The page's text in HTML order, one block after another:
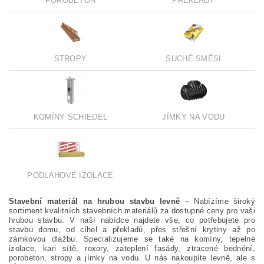
STROPY SUCHÉ SMĚSI
KOMÍNY SCHIEDEL JÍMKY NA VODU
PODLAHOVÉ IZOLACE
Stavební materiál na hrubou stavbu levně – Nabízíme široký
sortiment kvalitních stavebních materiálů za dostupné ceny pro vaši
hrubou stavbu. V naší nabídce najdete vše, co potřebujete pro
stavbu domu, od cihel a překladů, přes střešní krytiny až po
zámkovou dlažbu. Specializujeme se také na komíny, tepelné
izolace, kari sítě, roxory, zateplení fasády, ztracené bednění,
porobeton, stropy a jímky na vodu. U nás nakoupíte levně, ale s